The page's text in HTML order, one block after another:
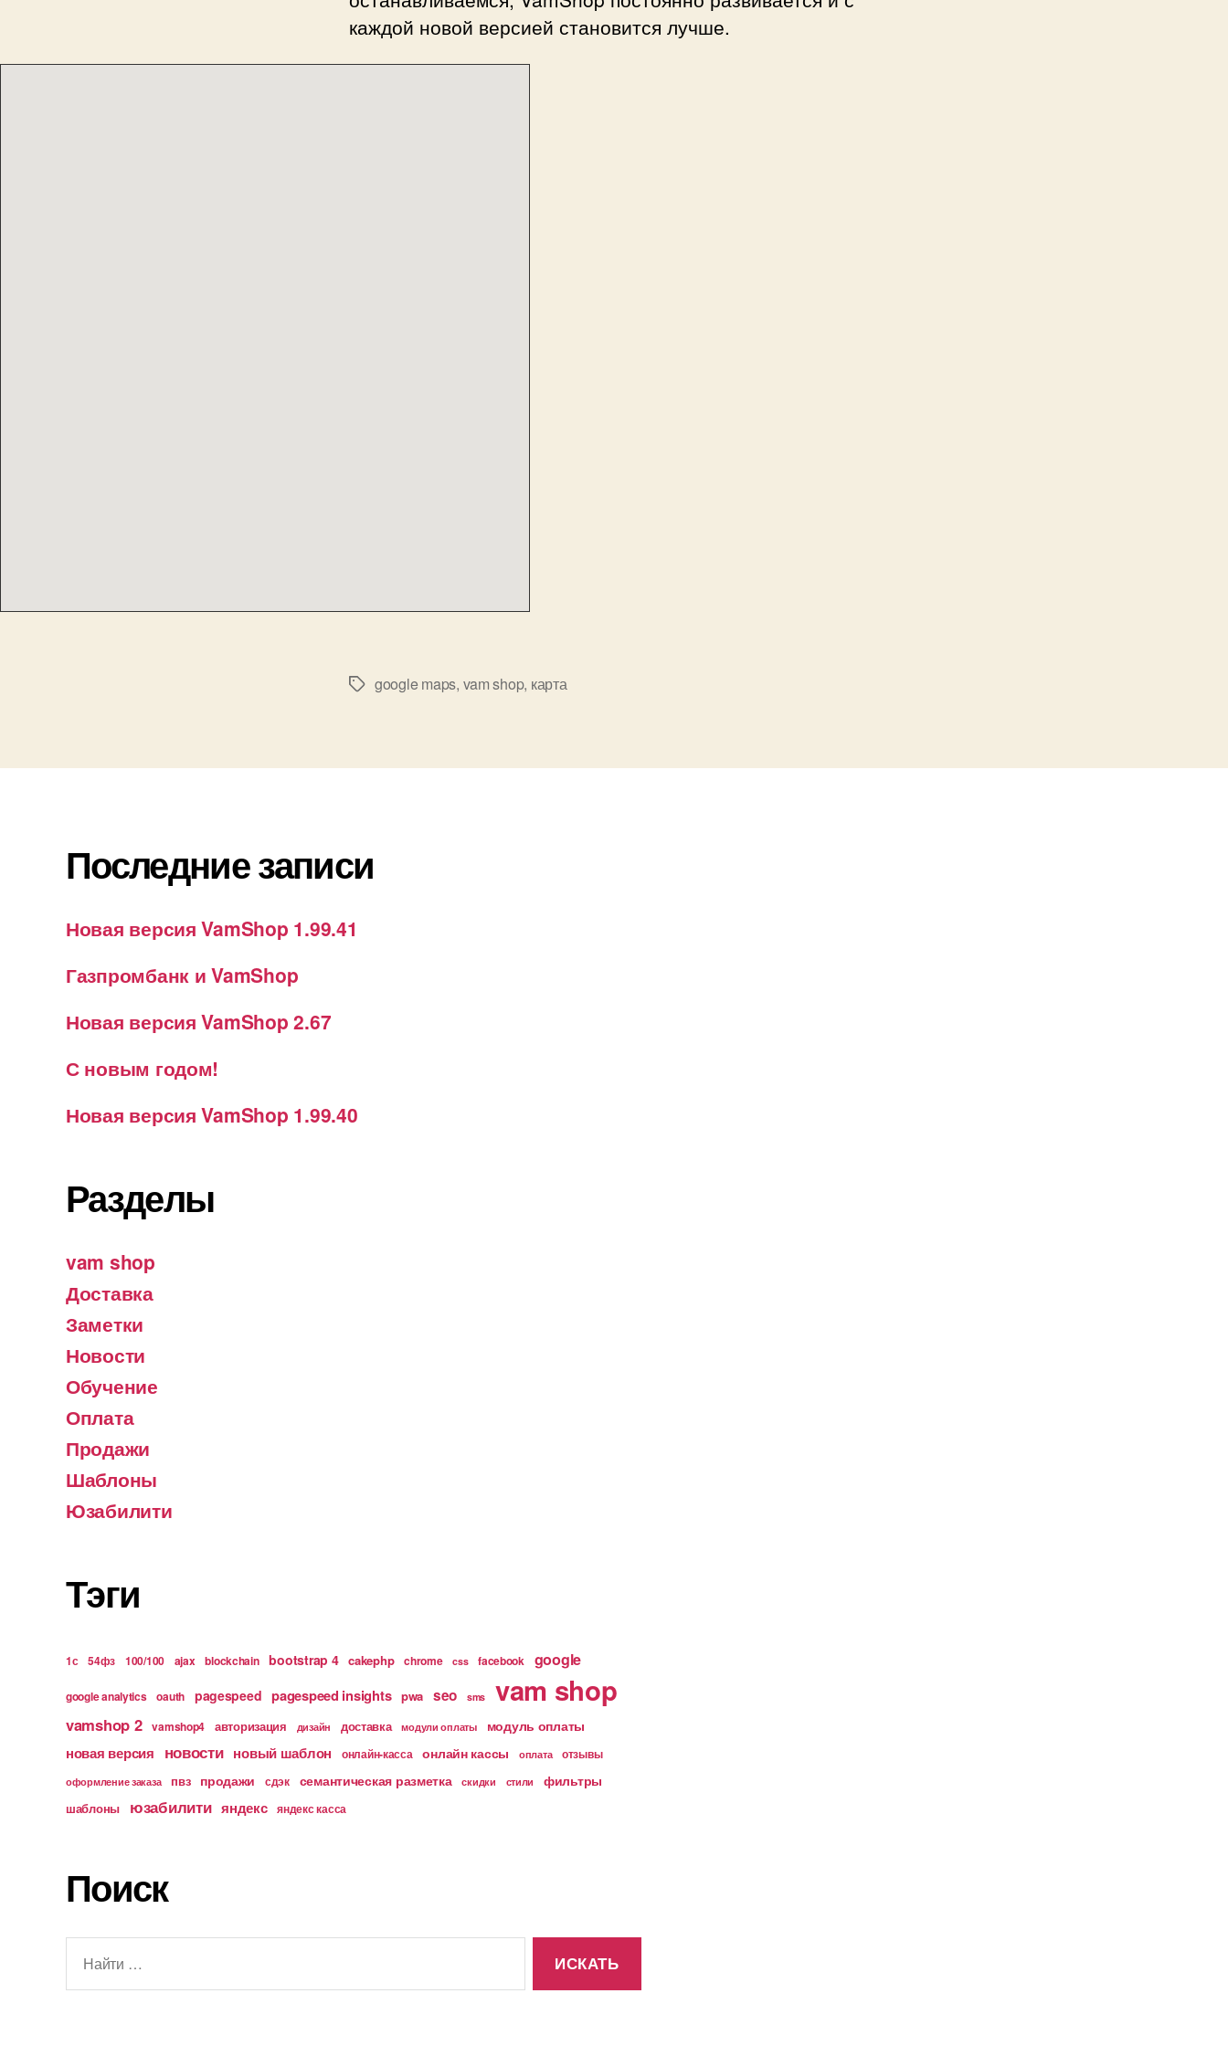
каждой новой версией становится лучше.
Меткиgoogle maps, vam shop, карта
Последние записи
Новая версия VamShop 1.99.41
Газпромбанк и VamShop
Новая версия VamShop 2.67
С новым годом!
Новая версия VamShop 1.99.40
Разделы
vam shop
Доставка
Заметки
Новости
Обучение
Оплата
Продажи
Шаблоны
Юзабилити
Тэги
1с 54фз 100/100 ajax blockchain bootstrap 4 cakephp chrome css facebook google
google analytics oauth pagespeed pagespeed insights pwa seo sms vam shop
vamshop 2 vamshop4 авторизация дизайн доставка модули оплаты модуль оплаты
новая версия новости новый шаблон онлайн-касса онлайн кассы оплата отзывы
оформление заказа пвз продажи сдэк семантическая разметка скидки стили фильтры
шаблоны юзабилити яндекс яндекс касса
Поиск